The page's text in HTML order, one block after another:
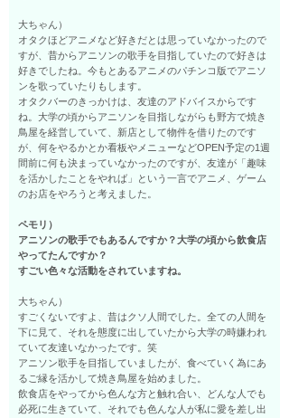
大ちゃん）
オタクほどアニメなど好きだとは思っていなかったので
すが、昔からアニソンの歌手を目指していたので好きは
好きでしたね。今もとあるアニメのパチンコ版でアニソ
ンを歌っていたりもします。
オタクバーのきっかけは、友達のアドバイスからです
ね。大学の頃からアニソンを目指しながらも野方で焼き
鳥屋を経営していて、新店として物件を借りたのです
が、何をやるかとか看板やメニューなどOPEN予定の1週
間前に何も決まっていなかったのですが、友達が「趣味
を活かしたことをやれば」という一言でアニメ、ゲーム
のお店をやろうと考えました。
ペモリ）
アニソンの歌手でもあるんですか？大学の頃から飲食店
やってたんですか？
すごい色々な活動をされていますね。
大ちゃん）
すごくないですよ、昔はクソ人間でした。全ての人間を
下に見て、それを態度に出していたから大学の時嫌われ
ていて友達いなかったです。笑
アニソン歌手を目指していましたが、食べていく為にあ
るご縁を活かして焼き鳥屋を始めました。
飲食店をやってから色んな方と触れ合い、どんな人でも
必死に生きていて、それでも色んな人が私に愛を差し出